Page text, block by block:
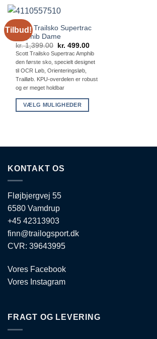
Tilbud!
Scott Trailsko Supertrac
Amphib Dame
kr.1,399.00 Den
oprindelige
pris
var:
kr. 1,399.00.
kr. 499.00Den
aktuelle
er:
Scott Trailsko Supertrac Amphib
den første sko, specielt designet
til OCR Løb, Orienteringsløb,
Trailløb. KPU-overdelen er robust
og er meget holdbar
VÆLG MULIGHEDER
flere
Mulighederne
kan
vælges
på
varesiden
KONTAKT OS
Fløjbjergvej 55
6580 Vamdrup
+45 42313903
finn@trailogsport.dk
CVR: 39643995
Vores Facebook
Vores Instagram
FRAGT OG LEVERING